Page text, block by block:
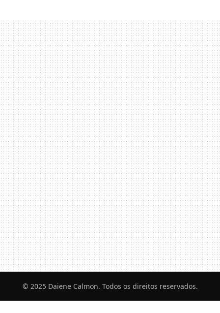
© 2025 Daiene Calmon. Todos os direitos reservados.